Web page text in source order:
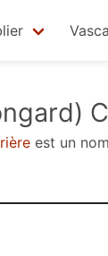
est un nom